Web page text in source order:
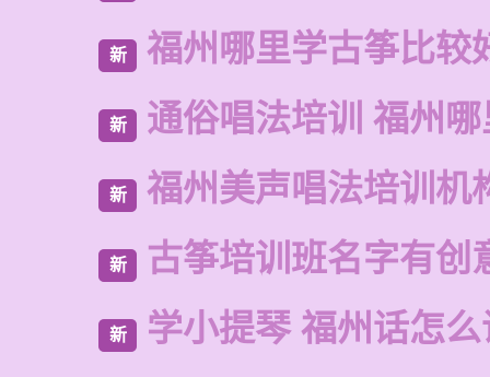
新 福州哪里学古筝比较
新 通俗唱法培训 福州
新 福州美声唱法培训机
新 古筝培训班名字有创
新 学小提琴 福州话怎